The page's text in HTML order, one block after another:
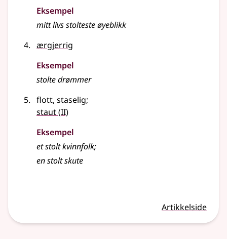
Eksempel
mitt livsstoltesteøyeblikk
ærgjerrig
Eksempel
stoltedrømmer
flott, staselig;
staut(2
II)
Eksempel
etstoltkvinnfolk;
enstoltskute
Artikkelside